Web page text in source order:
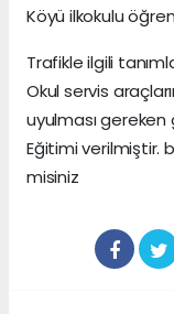
Köyü ilkokulu
Trafikle ilgili
Okul servis
uyulması gereken
Eğitimi verilmiştir.
misiniz